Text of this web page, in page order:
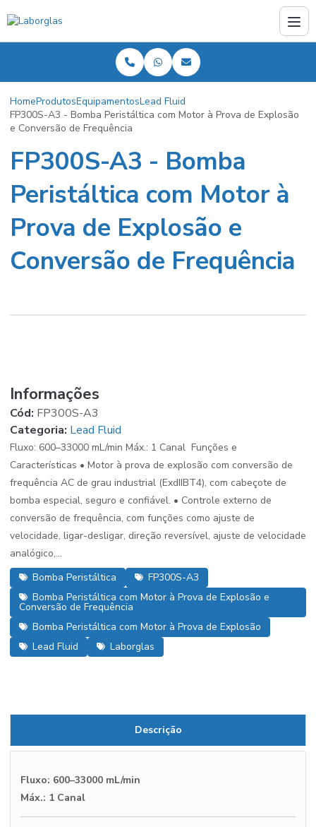
HomeProdutosEquipamentosLead Fluid
FP300S-A3 - Bomba Peristáltica com Motor à Prova de Explosão
e Conversão de Frequência
FP300S-A3 - Bomba
Peristáltica com Motor à
Prova de Explosão e
Conversão de Frequência
Informações
Cód: FP300S-A3
Categoria: Lead Fluid
Fluxo: 600–33000 mL/min Máx.: 1 Canal Funções e
Características • Motor à prova de explosão com conversão de
frequência AC de grau industrial (ExdIIBT4), com cabeçote de
bomba especial, seguro e confiável. • Controle externo de
conversão de frequência, com funções como ajuste de
velocidade, ligar-desligar, direção reversível, ajuste de velocidade
analógico,...
Bomba Peristáltica
FP300S-A3
Bomba Peristáltica com Motor à Prova de Explosão e
Conversão de Frequência
Bomba Peristáltica com Motor à Prova de Explosão
Lead Fluid
Laborglas
Descrição
Fluxo: 600–33000 mL/min
Máx.: 1 Canal